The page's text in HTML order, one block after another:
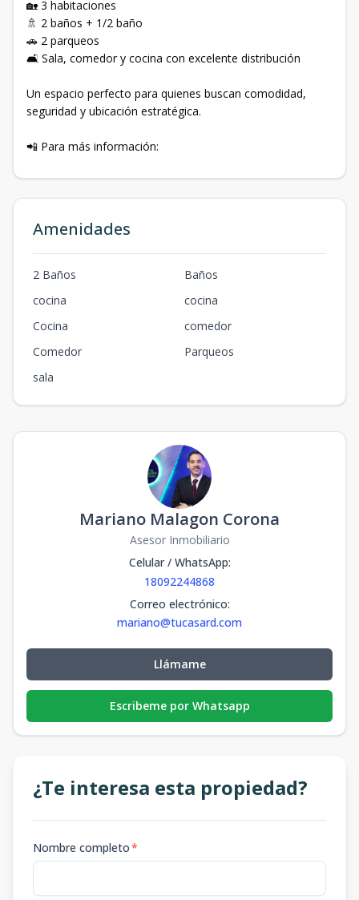
🏡 3 habitaciones
🚿 2 baños + 1/2 baño
🚗 2 parqueos
🛋️ Sala, comedor y cocina con excelente distribución
Un espacio perfecto para quienes buscan comodidad,
seguridad y ubicación estratégica.
📲 Para más información:
Amenidades
2 Baños
Baños
cocina
cocina
Cocina
comedor
Comedor
Parqueos
sala
Mariano Malagon Corona
Asesor Inmobiliario
Celular / WhatsApp:
18092244868
Correo electrónico:
mariano@tucasard.com
Llámame
Escribeme por Whatsapp
¿Te interesa esta propiedad?
Nombre completo*